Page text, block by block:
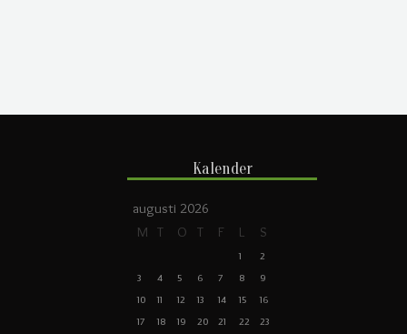
Kalender
augusti 2026
M T O T F L S
1
2
3
4 5 6 7 8
9
10
11 12 13 14 15
16
17
18 19 20 21 22
23